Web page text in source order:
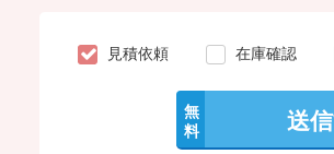
見積依頼 在庫確認
無
料
送